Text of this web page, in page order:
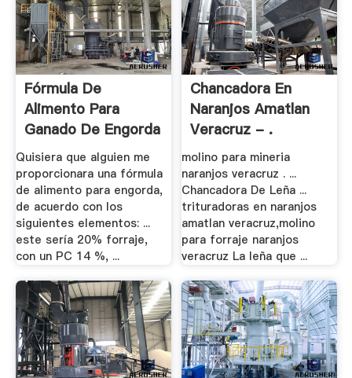
Fórmula De
Alimento Para
Ganado De Engorda
- .
Quisiera que alguien me
proporcionara una fórmula
de alimento para engorda,
de acuerdo con los
siguientes elementos: ...
este sería 20% forraje,
con un PC 14 %, ...
Chancadora En
Naranjos Amatlan
Veracruz - .
molino para mineria
naranjos veracruz . ...
Chancadora De Leña ...
trituradoras en naranjos
amatlan veracruz,molino
para forraje naranjos
veracruz La leña que ...